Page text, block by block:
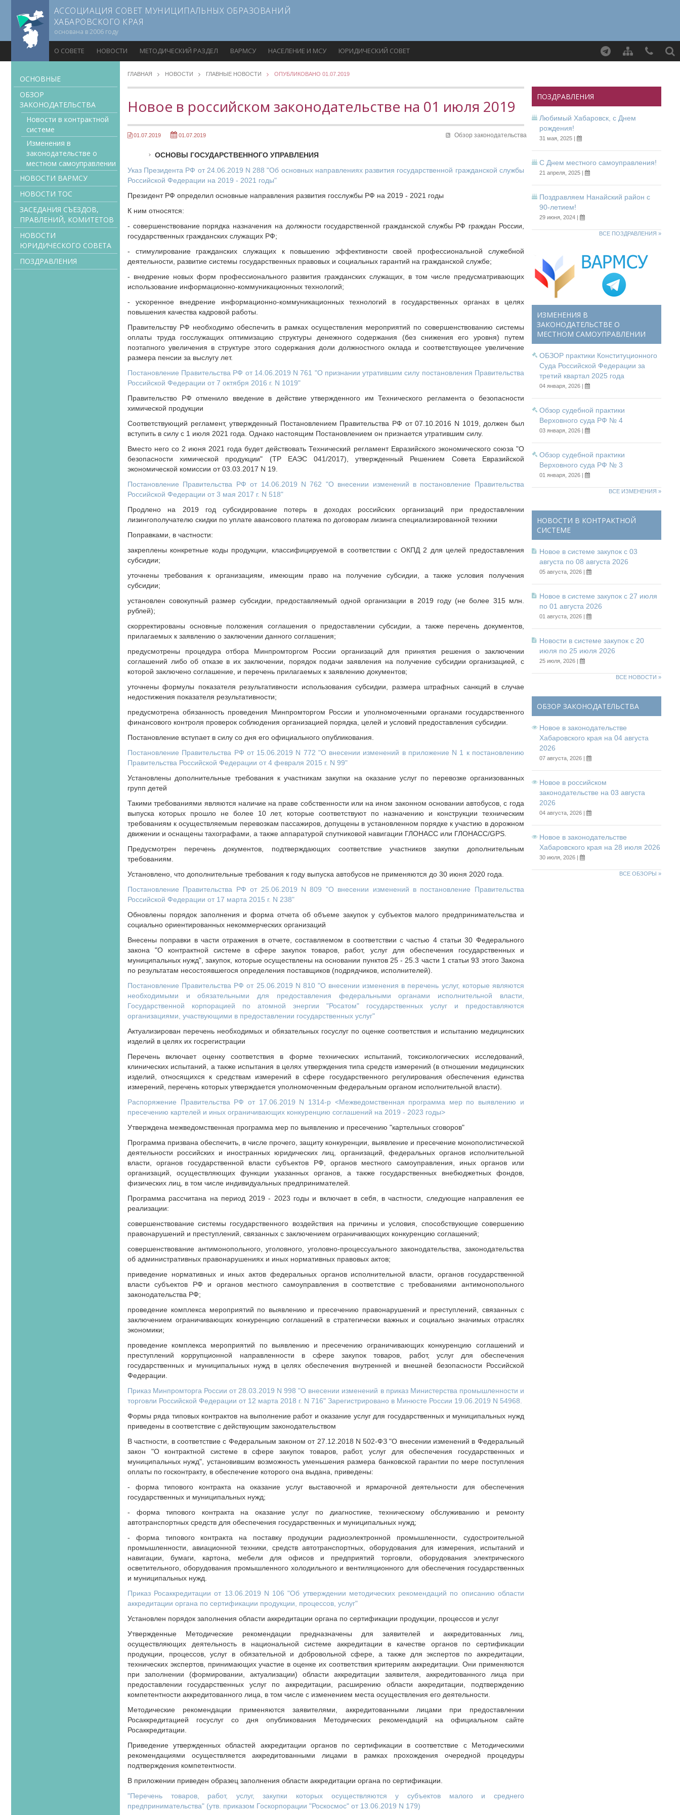
АССОЦИАЦИЯ СОВЕТ МУНИЦИПАЛЬНЫХ ОБРАЗОВАНИЙ
ХАБАРОВСКОГО КРАЯ
основана в 2006 году
О СОВЕТЕ НОВОСТИ МЕТОДИЧЕСКИЙ РАЗДЕЛ ВАРМСУ НАСЕЛЕНИЕ И МСУ ЮРИДИЧЕСКИЙ СОВЕТ
ОСНОВНЫЕ
ОБЗОР
ЗАКОНОДАТЕЛЬСТВА
Новости в контрактной
системе
Изменения в
законодательстве о
местном самоуправлении
НОВОСТИ ВАРМСУ
НОВОСТИ ТОС
ЗАСЕДАНИЯ СЪЕЗДОВ,
ПРАВЛЕНИЙ, КОМИТЕТОВ
НОВОСТИ
ЮРИДИЧЕСКОГО СОВЕТА
ПОЗДРАВЛЕНИЯ
ГЛАВНАЯ НОВОСТИ ГЛАВНЫЕ НОВОСТИ ОПУБЛИКОВАНО 01.07.2019
Новое в российском законодательстве на 01 июля 2019
01.07.2019 01.07.2019 Обзор законодательства
ОСНОВЫ ГОСУДАРСТВЕННОГО УПРАВЛЕНИЯ
Указ Президента РФ от 24.06.2019 N 288 "Об основных направлениях развития государственной гражданской службы
Российской Федерации на 2019 - 2021 годы"
Президент РФ определил основные направления развития госслужбы РФ на 2019 - 2021 годы
К ним относятся:
- совершенствование порядка назначения на должности государственной гражданской службы РФ граждан России,
государственных гражданских служащих РФ;
- стимулирование гражданских служащих к повышению эффективности своей профессиональной служебной
деятельности, развитие системы государственных правовых и социальных гарантий на гражданской службе;
- внедрение новых форм профессионального развития гражданских служащих, в том числе предусматривающих
использование информационно-коммуникационных технологий;
- ускоренное внедрение информационно-коммуникационных технологий в государственных органах в целях
повышения качества кадровой работы.
Правительству РФ необходимо обеспечить в рамках осуществления мероприятий по совершенствованию системы
оплаты труда госслужащих оптимизацию структуры денежного содержания (без снижения его уровня) путем
поэтапного увеличения в структуре этого содержания доли должностного оклада и соответствующее увеличение
размера пенсии за выслугу лет.
Постановление Правительства РФ от 14.06.2019 N 761 "О признании утратившим силу постановления Правительства
Российской Федерации от 7 октября 2016 г. N 1019"
Правительство РФ отменило введение в действие утвержденного им Технического регламента о безопасности
химической продукции
Соответствующий регламент, утвержденный Постановлением Правительства РФ от 07.10.2016 N 1019, должен был
вступить в силу с 1 июля 2021 года. Однако настоящим Постановлением он признается утратившим силу.
Вместо него со 2 июня 2021 года будет действовать Технический регламент Евразийского экономического союза "О
безопасности химической продукции" (ТР ЕАЭС 041/2017), утвержденный Решением Совета Евразийской
экономической комиссии от 03.03.2017 N 19.
Постановление Правительства РФ от 14.06.2019 N 762 "О внесении изменений в постановление Правительства
Российской Федерации от 3 мая 2017 г. N 518"
Продлено на 2019 год субсидирование потерь в доходах российских организаций при предоставлении
лизингополучателю скидки по уплате авансового платежа по договорам лизинга специализированной техники
Поправками, в частности:
закреплены конкретные коды продукции, классифицируемой в соответствии с ОКПД 2 для целей предоставления
субсидии;
уточнены требования к организациям, имеющим право на получение субсидии, а также условия получения
субсидии;
установлен совокупный размер субсидии, предоставляемый одной организации в 2019 году (не более 315 млн.
рублей);
скорректированы основные положения соглашения о предоставлении субсидии, а также перечень документов,
прилагаемых к заявлению о заключении данного соглашения;
предусмотрены процедура отбора Минпромторгом России организаций для принятия решения о заключении
соглашений либо об отказе в их заключении, порядок подачи заявления на получение субсидии организацией, с
которой заключено соглашение, и перечень прилагаемых к заявлению документов;
уточнены формулы показателя результативности использования субсидии, размера штрафных санкций в случае
недостижения показателя результативности;
предусмотрена обязанность проведения Минпромторгом России и уполномоченными органами государственного
финансового контроля проверок соблюдения организацией порядка, целей и условий предоставления субсидии.
Постановление вступает в силу со дня его официального опубликования.
Постановление Правительства РФ от 15.06.2019 N 772 "О внесении изменений в приложение N 1 к постановлению
Правительства Российской Федерации от 4 февраля 2015 г. N 99"
Установлены дополнительные требования к участникам закупки на оказание услуг по перевозке организованных
групп детей
Такими требованиями являются наличие на праве собственности или на ином законном основании автобусов, с года
выпуска которых прошло не более 10 лет, которые соответствуют по назначению и конструкции техническим
требованиям к осуществляемым перевозкам пассажиров, допущены в установленном порядке к участию в дорожном
движении и оснащены тахографами, а также аппаратурой спутниковой навигации ГЛОНАСС или ГЛОНАСС/GPS.
Предусмотрен перечень документов, подтверждающих соответствие участников закупки дополнительным
требованиям.
Установлено, что дополнительные требования к году выпуска автобусов не применяются до 30 июня 2020 года.
Постановление Правительства РФ от 25.06.2019 N 809 "О внесении изменений в постановление Правительства
Российской Федерации от 17 марта 2015 г. N 238"
Обновлены порядок заполнения и форма отчета об объеме закупок у субъектов малого предпринимательства и
социально ориентированных некоммерческих организаций
Внесены поправки в части отражения в отчете, составляемом в соответствии с частью 4 статьи 30 Федерального
закона "О контрактной системе в сфере закупок товаров, работ, услуг для обеспечения государственных и
муниципальных нужд", закупок, которые осуществлены на основании пунктов 25 - 25.3 части 1 статьи 93 этого Закона
по результатам несостоявшегося определения поставщиков (подрядчиков, исполнителей).
Постановление Правительства РФ от 25.06.2019 N 810 "О внесении изменения в перечень услуг, которые являются
необходимыми и обязательными для предоставления федеральными органами исполнительной власти,
Государственной корпорацией по атомной энергии "Росатом" государственных услуг и предоставляются
организациями, участвующими в предоставлении государственных услуг"
Актуализирован перечень необходимых и обязательных госуслуг по оценке соответствия и испытанию медицинских
изделий в целях их госрегистрации
Перечень включает оценку соответствия в форме технических испытаний, токсикологических исследований,
клинических испытаний, а также испытания в целях утверждения типа средств измерений (в отношении медицинских
изделий, относящихся к средствам измерений в сфере государственного регулирования обеспечения единства
измерений, перечень которых утверждается уполномоченным федеральным органом исполнительной власти).
Распоряжение Правительства РФ от 17.06.2019 N 1314-р <Межведомственная программа мер по выявлению и
пресечению картелей и иных ограничивающих конкуренцию соглашений на 2019 - 2023 годы>
Утверждена межведомственная программа мер по выявлению и пресечению "картельных сговоров"
Программа призвана обеспечить, в числе прочего, защиту конкуренции, выявление и пресечение монополистической
деятельности российских и иностранных юридических лиц, организаций, федеральных органов исполнительной
власти, органов государственной власти субъектов РФ, органов местного самоуправления, иных органов или
организаций, осуществляющих функции указанных органов, а также государственных внебюджетных фондов,
физических лиц, в том числе индивидуальных предпринимателей.
Программа рассчитана на период 2019 - 2023 годы и включает в себя, в частности, следующие направления ее
реализации:
совершенствование системы государственного воздействия на причины и условия, способствующие совершению
правонарушений и преступлений, связанных с заключением ограничивающих конкуренцию соглашений;
совершенствование антимонопольного, уголовного, уголовно-процессуального законодательства, законодательства
об административных правонарушениях и иных нормативных правовых актов;
приведение нормативных и иных актов федеральных органов исполнительной власти, органов государственной
власти субъектов РФ и органов местного самоуправления в соответствие с требованиями антимонопольного
законодательства РФ;
проведение комплекса мероприятий по выявлению и пресечению правонарушений и преступлений, связанных с
заключением ограничивающих конкуренцию соглашений в стратегически важных и социально значимых отраслях
экономики;
проведение комплекса мероприятий по выявлению и пресечению ограничивающих конкуренцию соглашений и
преступлений коррупционной направленности в сфере закупок товаров, работ, услуг для обеспечения
государственных и муниципальных нужд в целях обеспечения внутренней и внешней безопасности Российской
Федерации.
Приказ Минпромторга России от 28.03.2019 N 998 "О внесении изменений в приказ Министерства промышленности и
торговли Российской Федерации от 12 марта 2018 г. N 716" Зарегистрировано в Минюсте России 19.06.2019 N 54968.
Формы ряда типовых контрактов на выполнение работ и оказание услуг для государственных и муниципальных нужд
приведены в соответствие с действующим законодательством
В частности, в соответствие с Федеральным законом от 27.12.2018 N 502-ФЗ "О внесении изменений в Федеральный
закон "О контрактной системе в сфере закупок товаров, работ, услуг для обеспечения государственных и
муниципальных нужд", установившим возможность уменьшения размера банковской гарантии по мере поступления
оплаты по госконтракту, в обеспечение которого она выдана, приведены:
- форма типового контракта на оказание услуг выставочной и ярмарочной деятельности для обеспечения
государственных и муниципальных нужд;
- форма типового контракта на оказание услуг по диагностике, техническому обслуживанию и ремонту
автотранспортных средств для обеспечения государственных и муниципальных нужд;
- форма типового контракта на поставку продукции радиоэлектронной промышленности, судостроительной
промышленности, авиационной техники, средств автотранспортных, оборудования для измерения, испытаний и
навигации, бумаги, картона, мебели для офисов и предприятий торговли, оборудования электрического
осветительного, оборудования промышленного холодильного и вентиляционного для обеспечения государственных
и муниципальных нужд.
Приказ Росаккредитации от 13.06.2019 N 106 "Об утверждении методических рекомендаций по описанию области
аккредитации органа по сертификации продукции, процессов, услуг"
Установлен порядок заполнения области аккредитации органа по сертификации продукции, процессов и услуг
Утвержденные Методические рекомендации предназначены для заявителей и аккредитованных лиц,
осуществляющих деятельность в национальной системе аккредитации в качестве органов по сертификации
продукции, процессов, услуг в обязательной и добровольной сфере, а также для экспертов по аккредитации,
технических экспертов, принимающих участие в оценке их соответствия критериям аккредитации. Они применяются
при заполнении (формировании, актуализации) области аккредитации заявителя, аккредитованного лица при
предоставлении государственных услуг по аккредитации, расширению области аккредитации, подтверждению
компетентности аккредитованного лица, в том числе с изменением места осуществления его деятельности.
Методические рекомендации применяются заявителями, аккредитованными лицами при предоставлении
Росаккредитацией госуслуг со дня опубликования Методических рекомендаций на официальном сайте
Росаккредитации.
Приведение утвержденных областей аккредитации органов по сертификации в соответствие с Методическими
рекомендациями осуществляется аккредитованными лицами в рамках прохождения очередной процедуры
подтверждения компетентности.
В приложении приведен образец заполнения области аккредитации органа по сертификации.
"Перечень товаров, работ, услуг, закупки которых осуществляются у субъектов малого и среднего
предпринимательства" (утв. приказом Госкорпорации "Роскосмос" от 13.06.2019 N 179)
ПОЗДРАВЛЕНИЯ
Любимый Хабаровск, с Днем
рождения!
31 мая, 2025 |
С Днем местного самоуправления!
21 апреля, 2025 |
Поздравляем Нанайский район с
90-летием!
29 июня, 2024 |
ВСЕ ПОЗДРАВЛЕНИЯ »
ИЗМЕНЕНИЯ В
ЗАКОНОДАТЕЛЬСТВЕ О
МЕСТНОМ САМОУПРАВЛЕНИИ
ОБЗОР практики Конституционного
Суда Российской Федерации за
третий квартал 2025 года
04 января, 2026 |
Обзор судебной практики
Верховного суда РФ № 4
03 января, 2026 |
Обзор судебной практики
Верховного суда РФ № 3
01 января, 2026 |
ВСЕ ИЗМЕНЕНИЯ »
НОВОСТИ В КОНТРАКТНОЙ
СИСТЕМЕ
Новое в системе закупок с 03
августа по 08 августа 2026
05 августа, 2026 |
Новое в системе закупок с 27 июля
по 01 августа 2026
01 августа, 2026 |
Новости в системе закупок с 20
июля по 25 июля 2026
25 июля, 2026 |
ВСЕ НОВОСТИ »
ОБЗОР ЗАКОНОДАТЕЛЬСТВА
Новое в законодательстве
Хабаровского края на 04 августа
2026
07 августа, 2026 |
Новое в российском
законодательстве на 03 августа
2026
04 августа, 2026 |
Новое в законодательстве
Хабаровского края на 28 июля 2026
30 июля, 2026 |
ВСЕ ОБЗОРЫ »